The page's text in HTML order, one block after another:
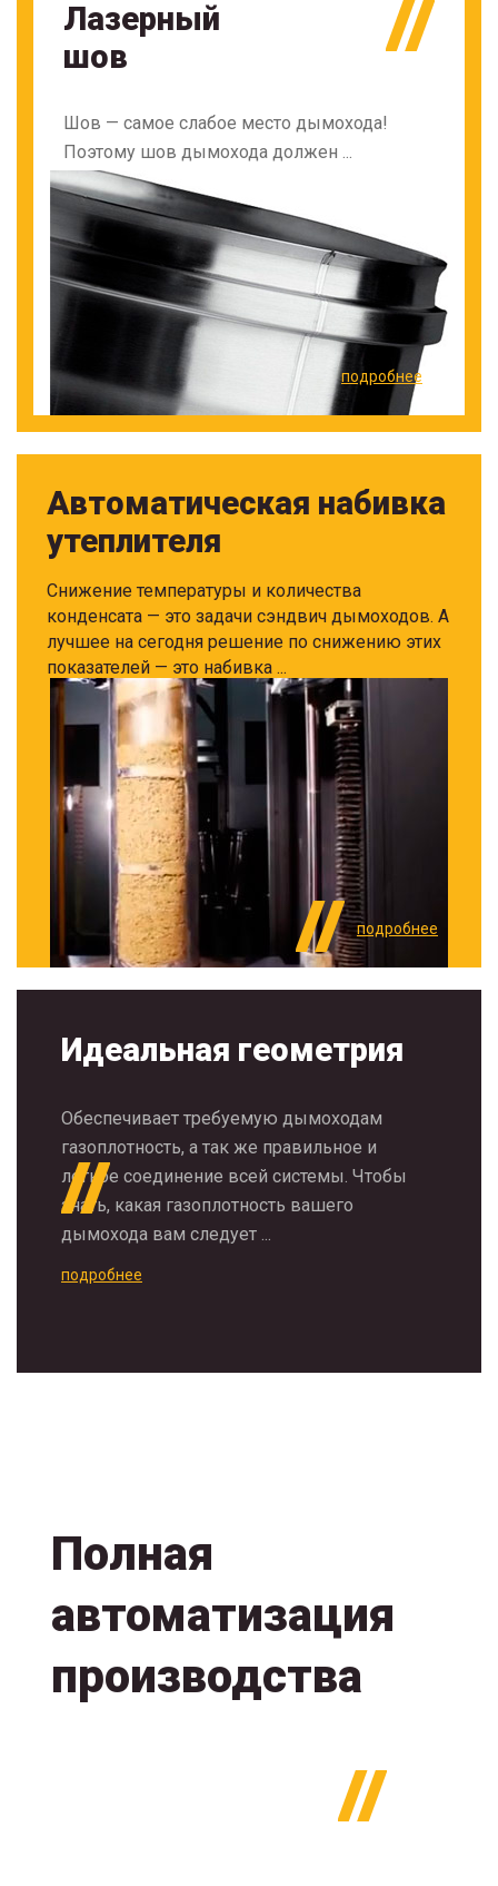
Лазерный
шов
Шов — самое слабое место дымохода!
Поэтому шов дымохода должен ...
подробнее
Автоматическая набивка
утеплителя
Снижение температуры и количества
конденсата — это задачи сэндвич дымоходов. А
лучшее на сегодня решение по снижению этих
показателей — это набивка ...
подробнее
Идеальная геометрия
Обеспечивает требуемую дымоходам
газоплотность, а так же правильное и
легкое соединение всей системы. Чтобы
знать, какая газоплотность вашего
дымохода вам следует ...
подробнее
Полная
автоматизация
производства